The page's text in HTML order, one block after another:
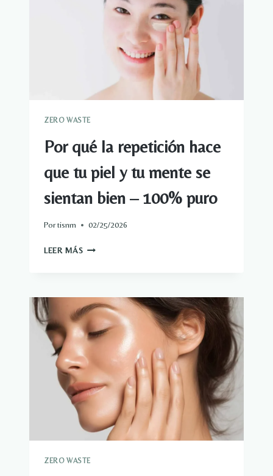
ZERO WASTE
Por qué la repetición hace
que tu piel y tu mente se
sientan bien – 100% puro
Portisnm 02/25/2026
LEER MÁS POR
HACE
QUE
TU
PIEL
TU
MENTE
SE
SIENTAN
–
100%
ZERO WASTE